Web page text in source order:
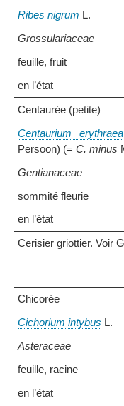
Ribes nigrum L.
Grossulariaceae
feuille, fruit
en l’état
Centaurée (petite)
Centaurium erythraea
Persoon) (=C. minus
Gentianaceae
sommité fleurie
en l’état
Cerisier griottier. Voir
Chicorée
Cichorium intybus L.
Asteraceae
feuille, racine
en l’état